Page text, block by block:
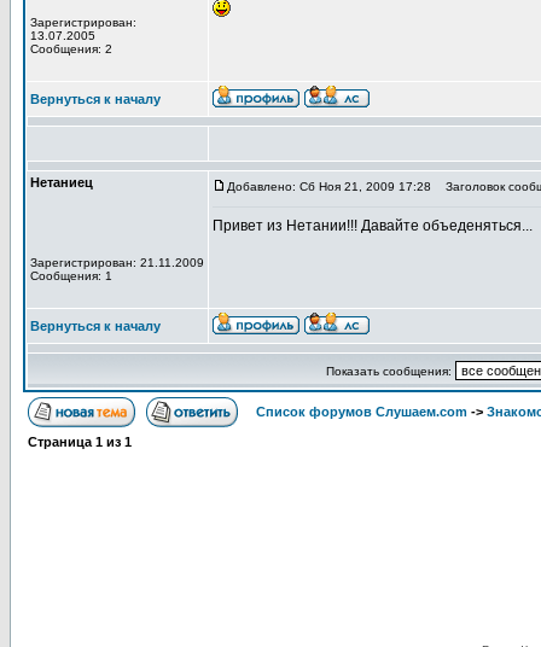
Зарегистрирован:
13.07.2005
Сообщения: 2
Вернуться к началу
Нетаниец
Зарегистрирован: 21.11.2009
Сообщения: 1
Добавлено: Сб Ноя 21, 2009 17:28 Заголовок
Привет из Нетании!!! Давайте объеденяться...
Вернуться к началу
Показать сообщения:
Список форумов Слушаем.com ->
Страница 1 из 1